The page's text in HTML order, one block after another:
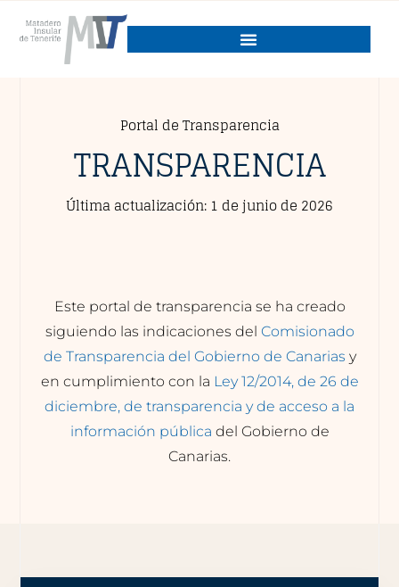
Portal de Transparencia
TRANSPARENCIA
Última actualización: 1 de junio de 2026
Este portal de transparencia se ha creado
siguiendo las indicaciones del Comisionado
de Transparencia del Gobierno de Canarias y
en cumplimiento con la Ley 12/2014, de 26 de
diciembre, de transparencia y de acceso a la
información pública del Gobierno de
Canarias.